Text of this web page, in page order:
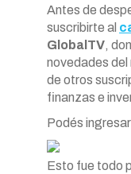
Antes de
suscribirte al
GlobalTV,
novedades
de otros
finanzas e
Podés
Esto fue todo